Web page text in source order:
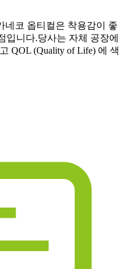
네코 옵티컬은 착용감이 좋
입니다.당사는 자체 공장에
QOL (Quality of Life) 에 색